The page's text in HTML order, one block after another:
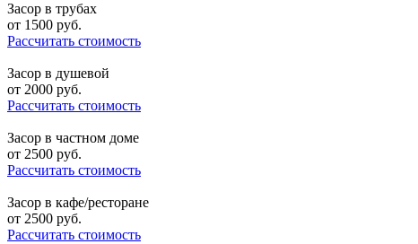
Засор в трубах
от 1500 руб.
Рассчитать стоимость
Засор в душевой
от 2000 руб.
Рассчитать стоимость
Засор в частном доме
от 2500 руб.
Рассчитать стоимость
Засор в кафе/ресторане
от 2500 руб.
Рассчитать стоимость